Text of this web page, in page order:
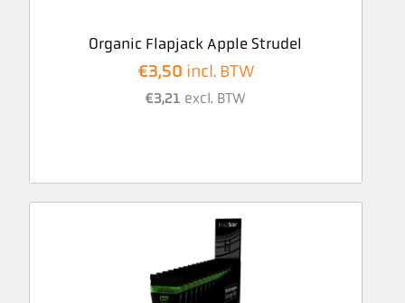
Organic Flapjack Apple Strudel
€3,50 incl. BTW
€3,21 excl. BTW